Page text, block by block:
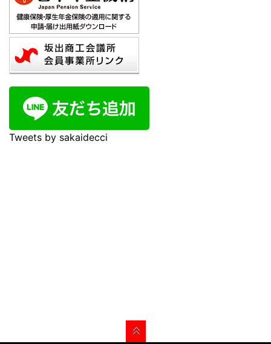
Tweets by sakaidecci